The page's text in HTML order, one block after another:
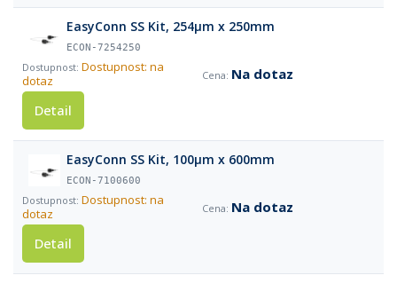
EasyConn SS Kit, 254µm x 250mm
ECON-7254250
Dostupnost: na
dotaz
Na dotaz
Detail
EasyConn SS Kit, 100µm x 600mm
ECON-7100600
Dostupnost: na
dotaz
Na dotaz
Detail